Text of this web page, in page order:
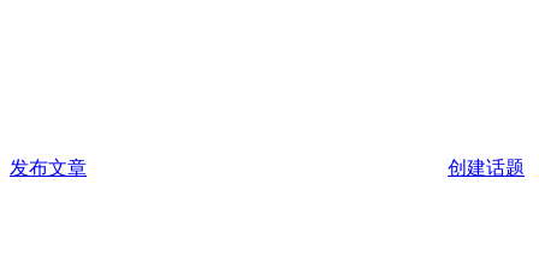
发布文章 创建话题